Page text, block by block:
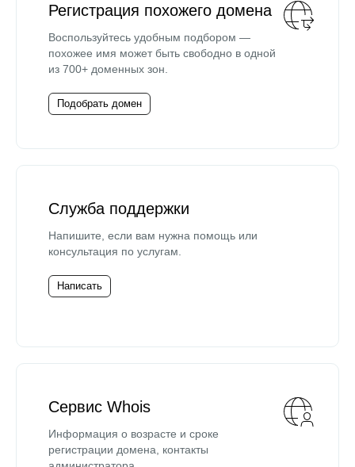
Регистрация похожего домена
Воспользуйтесь удобным подбором —
похожее имя может быть свободно в одной
из 700+ доменных зон.
Подобрать домен
Служба поддержки
Напишите, если вам нужна помощь или
консультация по услугам.
Написать
Сервис Whois
Информация о возрасте и сроке
регистрации домена, контакты